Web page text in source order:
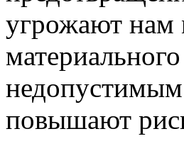
угрожают
повышают